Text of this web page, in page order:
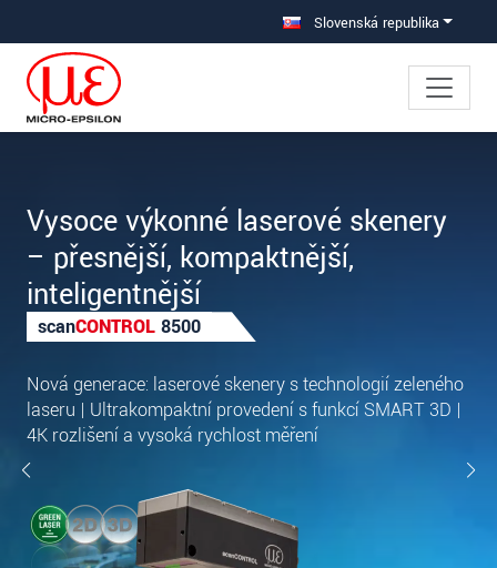
Prejdite priamo na hlavnú navigáciu Slovenská republika
Vysoce výkonné laserové skenery
– přesnější, kompaktnější,
inteligentnější
scanCONTROL 8500
Nová generace: laserové skenery s technologií zeleného
laseru | Ultrakompaktní provedení s funkcí SMART 3D |
4K rozlišení a vysoká rychlost měření